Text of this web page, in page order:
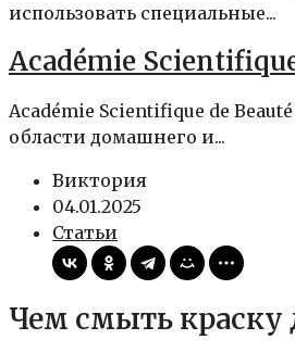
использовать специальные...
Académie
Académie Scientifique de
области домашнего и...
Виктория
04.01.2025
Статьи
Чем смыть краску